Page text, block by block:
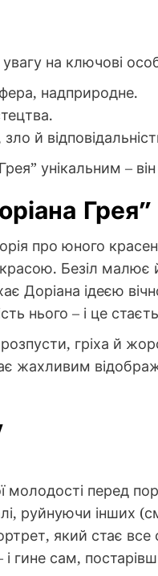
на ключові
надприродне.
й
унікальним –
Грея”
про юного
Безіл малює
Доріана ідеєю
нього – і це
гріха й
жахливим
молодості перед
руйнуючи інших
який стає
гине сам,